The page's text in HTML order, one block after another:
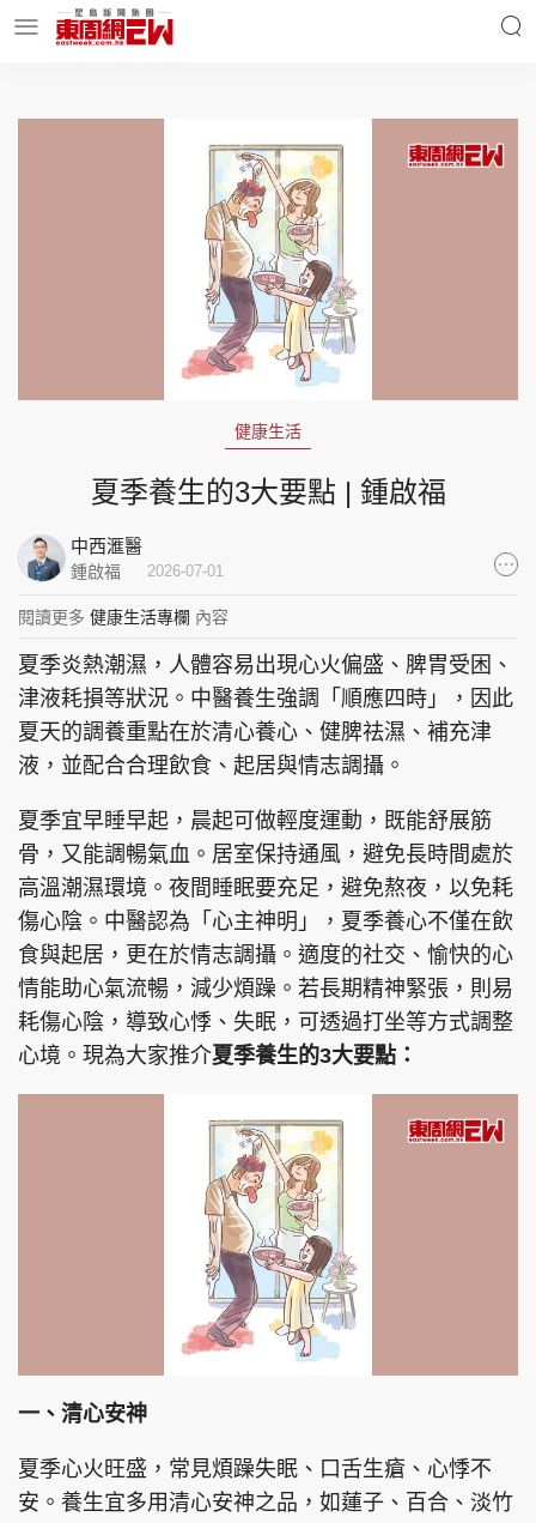
明星名人 時事財經
東周Ladies 優享生活
東周食玩通 會員活動
集團旗下品牌
東周刊 cazbuyer 東Touch
PCM 電腦廣場 星島頭條 星島日報
頭條日報 星島環球 The Standard
親子王 Oh!爸媽 JobMarket
EDUPLUS
使用條款
版權及免責聲明
Copyright © 東周網 版權所有 . 不得轉載
©Eastweek.com.hk. All rights reserved.
健康生活
夏季養生的3大要點 | 鍾啟福
中西滙醫
鍾啟福 2026-07-01
閱讀更多 健康生活專欄 內容
夏季炎熱潮濕，人體容易出現心火偏盛、脾胃受困、
津液耗損等狀況。中醫養生強調「順應四時」，因此
夏天的調養重點在於清心養心、健脾祛濕、補充津
液，並配合合理飲食、起居與情志調攝。
夏季宜早睡早起，晨起可做輕度運動，既能舒展筋
骨，又能調暢氣血。居室保持通風，避免長時間處於
高溫潮濕環境。夜間睡眠要充足，避免熬夜，以免耗
傷心陰。中醫認為「心主神明」，夏季養心不僅在飲
食與起居，更在於情志調攝。適度的社交、愉快的心
情能助心氣流暢，減少煩躁。若長期精神緊張，則易
耗傷心陰，導致心悸、失眠，可透過打坐等方式調整
心境。現為大家推介夏季養生的3大要點：
一、清心安神
夏季心火旺盛，常見煩躁失眠、口舌生瘡、心悸不
安。養生宜多用清心安神之品，如蓮子、百合、淡竹